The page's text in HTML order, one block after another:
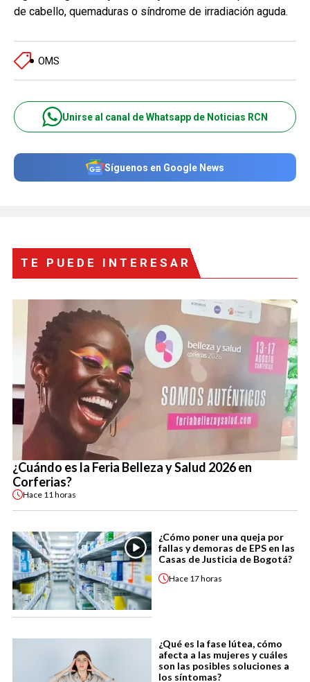
de cabello, quemaduras o síndrome de irradiación aguda.
OMS
Unirse al canal de Whatsapp de Noticias RCN
Síguenos en Google News
TE PUEDE INTERESAR
¿Cuándo es la Feria Belleza y Salud 2026 en
Corferias?
Hace 11 horas
¿Cómo poner una queja por
fallas y demoras de EPS en las
Casas de Justicia de Bogotá?
Hace 17 horas
¿Qué es la fase lútea, cómo
afecta a las mujeres y cuáles
son las posibles soluciones a
los síntomas?